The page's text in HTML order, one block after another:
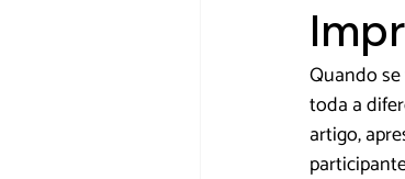
Quando
toda a
artigo,